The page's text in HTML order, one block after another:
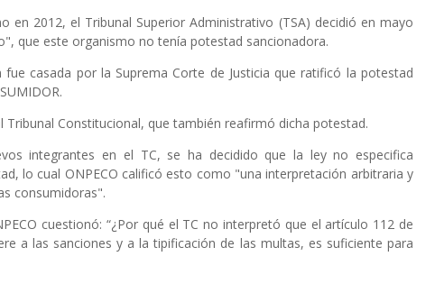
en 2012, el Tribunal Superior Administrativo (TSA) decidió en mayo
que este organismo no tenía potestad sancionadora.
fue casada por la Suprema Corte de Justicia que ratificó la potestad
Tribunal Constitucional, que también reafirmó dicha potestad.
integrantes en el TC, se ha decidido que la ley no especifica
lo cual ONPECO calificó esto como "una interpretación arbitraria y
consumidoras".
cuestionó: “¿Por qué el TC no interpretó que el artículo 112 de
a las sanciones y a la tipificación de las multas, es suficiente para